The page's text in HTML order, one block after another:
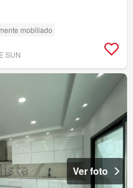
mobiliado
SUN
Ver foto